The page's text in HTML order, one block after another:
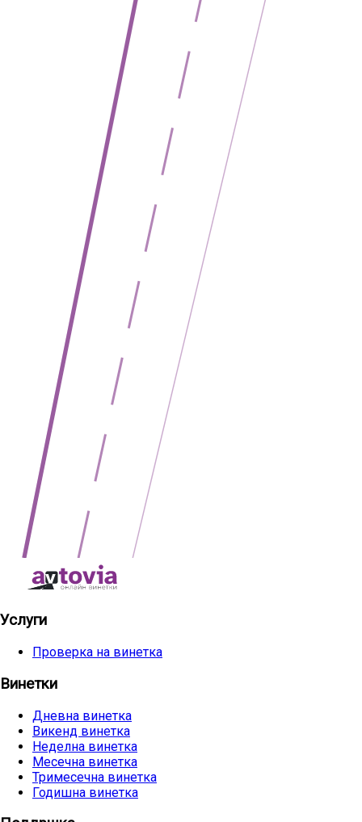
Услуги
Проверка на винетка
Винетки
Дневна винетка
Викенд винетка
Неделна винетка
Месечна винетка
Тримесечна винетка
Годишна винетка